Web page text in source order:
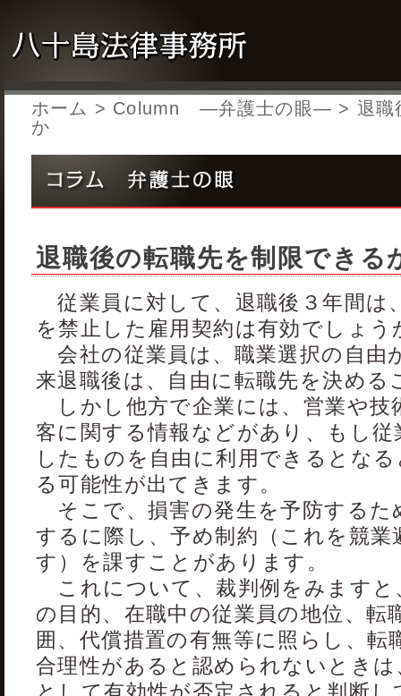
ホーム > Column ―弁護士の眼― > 退職
か
退職後の転職先を制限できる
従業員に対して、退職後３年間は
を禁止した雇用契約は有効でしょう
会社の従業員は、職業選択の自由
来退職後は、自由に転職先を決める
しかし他方で企業には、営業や技
客に関する情報などがあり、もし
したものを自由に利用できるとな
る可能性が出てきます。
そこで、損害の発生を予防するた
するに際し、予め制約（これを競業
す）を課すことがあります。
これについて、裁判例をみますと
の目的、在職中の従業員の地位、転
囲、代償措置の有無等に照らし、転
合理性があると認められないとき